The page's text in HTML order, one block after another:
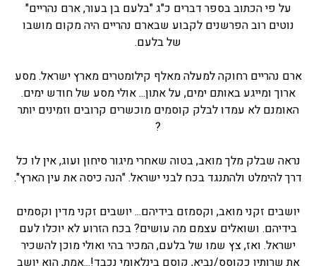
על פי הכתוב בספר דברים כ"ג "בלעם בן בעור, ארם נהריים"
נוטים רוב הפרשנים לקבוע שבארם נהריים היה מקום מושבו
של בלעם.
ארם נהריים רחוקה למעלה מאלף קילומטרים מארץ ישראל. מסע
ארוך ומייגע באותם ימים, על אתון... אולי מסע של חודש ימים.
האומנם לא עמדו לבלק קוסמים מוכשרים קרובים וזמינים יותר
?
נראה שבלק מלך מואב, בטוה שאחרי מיגור סיחון ועוג, אין לו כל
דרך להימלט ולהתנגד בכח לבני ישראל. "הנה כיסה את עין הארץ".
יושבים זקני מואב, וקסמזם בידיהם... יושבים זקני מדין וקסמים
בידיהם. ושואלים עצמם מה עושים? בכח הזרוע לא יוכלו לעם
ישראל. ואז, צץ שמו של בלעם, המכיר בהי ואולי מוכן להשכיר
את שרותיו כקוסס/נביא, קוסם בינלאומי נכבד!...אמת, הוא יושב